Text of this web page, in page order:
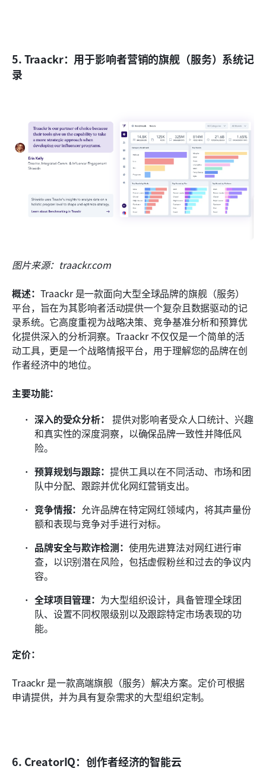
5. Traackr：用于影响者营销的旗舰（服务）系统记
录
图片来源：traackr.com
概述： Traackr 是一款面向大型全球品牌的旗舰（服务）
平台，旨在为其影响者活动提供一个复杂且数据驱动的记
录系统。它高度重视为战略决策、竞争基准分析和预算优
化提供深入的分析洞察。Traackr 不仅仅是一个简单的活
动工具，更是一个战略情报平台，用于理解您的品牌在创
作者经济中的地位。
主要功能：
深入的受众分析： 提供对影响者受众人口统计、兴趣
和真实性的深度洞察，以确保品牌一致性并降低风
险。
预算规划与跟踪： 提供工具以在不同活动、市场和团
队中分配、跟踪并优化网红营销支出。
竞争情报： 允许品牌在特定网红领域内，将其声量份
额和表现与竞争对手进行对标。
品牌安全与欺诈检测： 使用先进算法对网红进行审
查，以识别潜在风险，包括虚假粉丝和过去的争议内
容。
全球项目管理： 为大型组织设计，具备管理全球团
队、设置不同权限级别以及跟踪特定市场表现的功
能。
定价：
Traackr 是一款高端旗舰（服务）解决方案。定价可根据
申请提供，并为具有复杂需求的大型组织定制。
6. CreatorIQ：创作者经济的智能云